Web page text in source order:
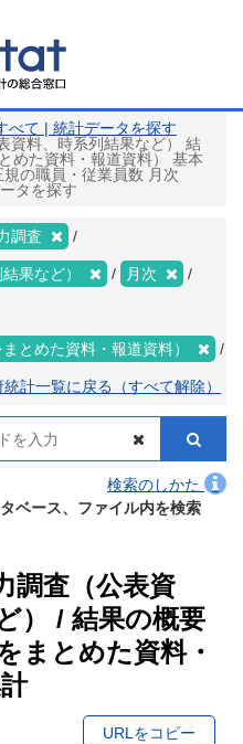
べて | 統計データを探す
資料、時系列結果など） 結
めた資料・報道資料） 基本
の職員・従業員数 月次
タを探す
調査
果など） 月次
とめた資料・報道資料）
統計一覧に戻る（すべて解除）
検索のしかた
ベース、ファイル内を検索
調査（公表資
） / 結果の概要
まとめた資料・
URLをコピー